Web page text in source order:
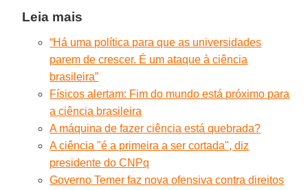
Leia mais
“Há uma política para que as universidades
parem de crescer. É um ataque à ciência
brasileira”
Físicos alertam: Fim do mundo está próximo para
a ciência brasileira
A máquina de fazer ciência está quebrada?
A ciência "é a primeira a ser cortada", diz
presidente do CNPq
Governo Temer faz nova ofensiva contra direitos